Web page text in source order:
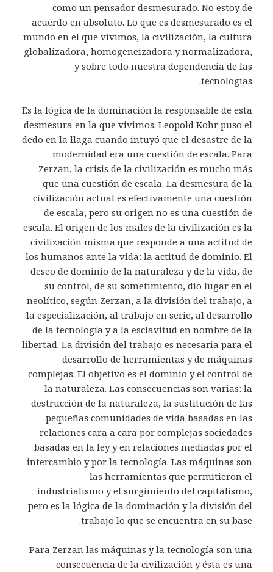
como un pensador desmesurado. No estoy de
acuerdo en absoluto. Lo que es desmesurado es el
mundo en el que vivimos, la civilización, la cultura
globalizadora, homogeneizadora y normalizadora,
y sobre todo nuestra dependencia de las
tecnologías.
Es la lógica de la dominación la responsable de esta
desmesura en la que vivimos. Leopold Kohr puso el
dedo en la llaga cuando intuyó que el desastre de la
modernidad era una cuestión de escala. Para
Zerzan, la crisis de la civilización es mucho más
que una cuestión de escala. La desmesura de la
civilización actual es efectivamente una cuestión
de escala, pero su origen no es una cuestión de
escala. El origen de los males de la civilización es la
civilización misma que responde a una actitud de
los humanos ante la vida: la actitud de dominio. El
deseo de dominio de la naturaleza y de la vida, de
su control, de su sometimiento, dio lugar en el
neolítico, según Zerzan, a la división del trabajo, a
la especialización, al trabajo en serie, al desarrollo
de la tecnología y a la esclavitud en nombre de la
libertad. La división del trabajo es necesaria para el
desarrollo de herramientas y de máquinas
complejas. El objetivo es el dominio y el control de
la naturaleza. Las consecuencias son varias: la
destrucción de la naturaleza, la sustitución de las
pequeñas comunidades de vida basadas en las
relaciones cara a cara por complejas sociedades
basadas en la ley y en relaciones mediadas por el
intercambio y por la tecnología. Las máquinas son
las herramientas que permitieron el
industrialismo y el surgimiento del capitalismo,
pero es la lógica de la dominación y la división del
trabajo lo que se encuentra en su base.
Para Zerzan las máquinas y la tecnología son una
consecuencia de la civilización y ésta es una